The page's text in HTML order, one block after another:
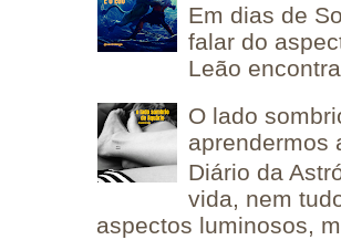
Em dias de
falar do
Leão
O lado
aprendermos
Diário da
vida, nem
aspectos luminosos,